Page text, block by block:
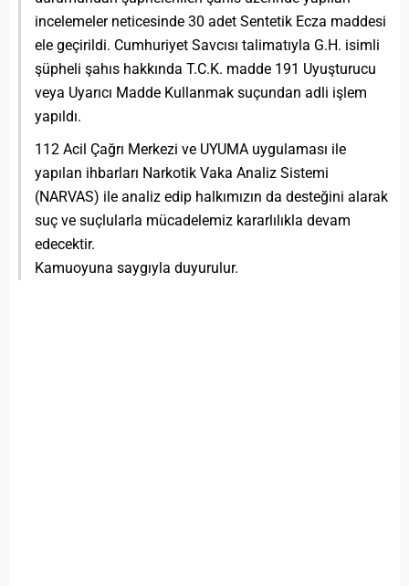
incelemeler neticesinde 30 adet Sentetik Ecza maddesi
ele geçirildi. Cumhuriyet Savcısı talimatıyla G.H. isimli
şüpheli şahıs hakkında T.C.K. madde 191 Uyuşturucu
veya Uyarıcı Madde Kullanmak suçundan adli işlem
yapıldı.
112 Acil Çağrı Merkezi ve UYUMA uygulaması ile
yapılan ihbarları Narkotik Vaka Analiz Sistemi
(NARVAS) ile analiz edip halkımızın da desteğini alarak
suç ve suçlularla mücadelemiz kararlılıkla devam
edecektir.
Kamuoyuna saygıyla duyurulur.